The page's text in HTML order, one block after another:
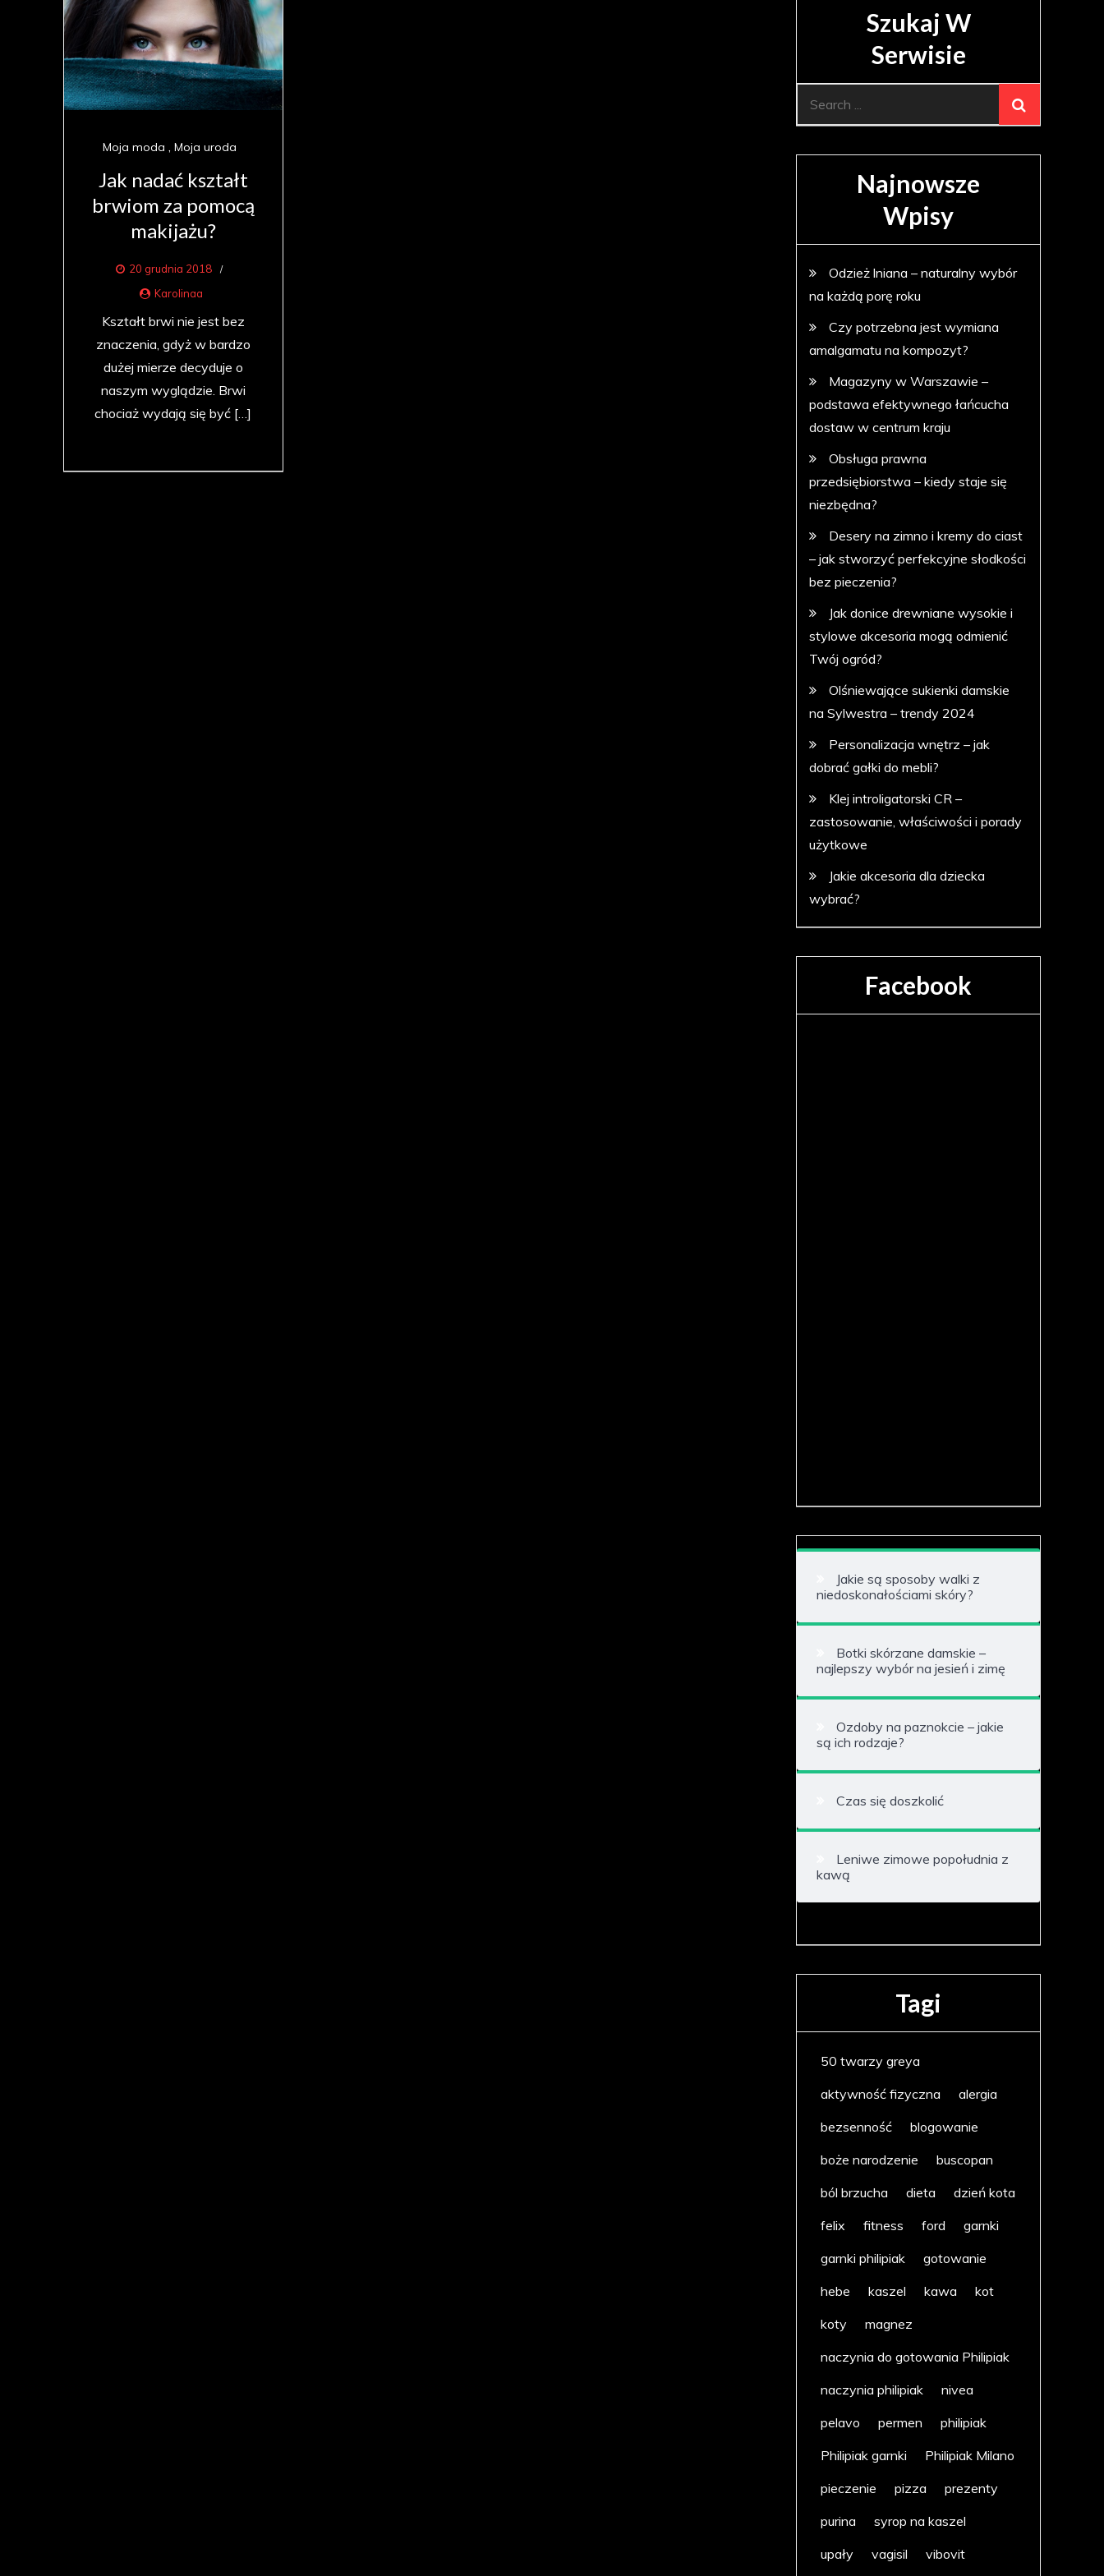
Moja moda Moja uroda
Jak nadać kształt
brwiom za pomocą
makijażu?
20 grudnia 2018
Karolinaa
Kształt brwi nie jest bez
znaczenia, gdyż w bardzo
dużej mierze decyduje o
naszym wyglądzie. Brwi
chociaż wydają się być […]
Szukaj W
Serwisie
Najnowsze
Wpisy
Odzież lniana – naturalny wybór
na każdą porę roku
Czy potrzebna jest wymiana
amalgamatu na kompozyt?
Magazyny w Warszawie –
podstawa efektywnego łańcucha
dostaw w centrum kraju
Obsługa prawna
przedsiębiorstwa – kiedy staje się
niezbędna?
Desery na zimno i kremy do ciast
– jak stworzyć perfekcyjne słodkości
bez pieczenia?
Jak donice drewniane wysokie i
stylowe akcesoria mogą odmienić
Twój ogród?
Olśniewające sukienki damskie
na Sylwestra – trendy 2024
Personalizacja wnętrz – jak
dobrać gałki do mebli?
Klej introligatorski CR –
zastosowanie, właściwości i porady
użytkowe
Jakie akcesoria dla dziecka
wybrać?
Facebook
Jakie są sposoby walki z
niedoskonałościami skóry?
Botki skórzane damskie –
najlepszy wybór na jesień i zimę
Ozdoby na paznokcie – jakie
są ich rodzaje?
Czas się doszkolić
Leniwe zimowe popołudnia z
kawą
Tagi
50 twarzy greya
aktywność fizyczna
alergia
bezsenność
blogowanie
boże narodzenie
buscopan
ból brzucha
dieta
dzień kota
felix
fitness ford
garnki
garnki philipiak
gotowanie
hebe
kaszel kawa
kot
koty
magnez
naczynia do gotowania Philipiak
naczynia philipiak
nivea
pelavo
permen
philipiak
Philipiak garnki
Philipiak Milano
pieczenie
pizza
prezenty
purina
syrop na kaszel
upały
vagisil vibovit